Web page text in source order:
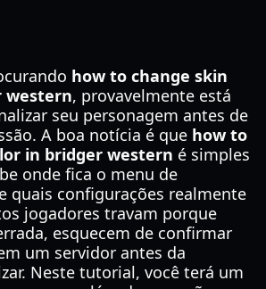
how to change skin
western, provavelmente está
seu personagem antes de
A boa notícia é que how to
in bridger western é simples
onde fica o menu de
quais configurações realmente
jogadores travam porque
esquecem de confirmar
um servidor antes da
Neste tutorial, você terá um